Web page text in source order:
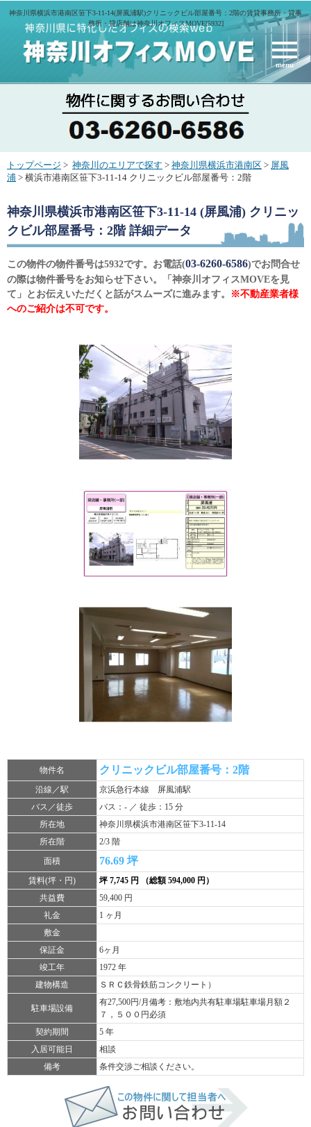
神奈川県横浜市港南区笹下3-11-14(屏風浦駅)クリニックビル部屋番号：2階の賃貸事務所・貸事
務所・貸店舗は神奈川オフィスMOVE[5932]
menu
トップページ > 神奈川のエリアで探す > 神奈川県横浜市港南区 > 屏風
浦 > 横浜市港南区笹下3-11-14 クリニックビル部屋番号：2階
神奈川県横浜市港南区笹下3-11-14 (屏風浦) クリニッ
クビル部屋番号：2階詳細データ
この物件の物件番号は5932です。お電話(03-6260-6586)でお問合せ
の際は物件番号をお知らせ下さい。「神奈川オフィスMOVEを見
て」とお伝えいただくと話がスムーズに進みます。
※不動産業者様
へのご紹介は不可です。
物件名 クリニックビル部屋番号：2階
沿線／駅
京浜急行本線 屏風浦駅
バス／徒歩
バス：- ／ 徒歩：15 分
所在地
神奈川県横浜市港南区笹下3-11-14
所在階
2/3 階
面積
76.69 坪
賃料(坪・円)
坪 7,745 円 （総額 594,000 円）
共益費
59,400 円
礼金
1 ヶ月
敷金
保証金
6ヶ月
竣工年
1972 年
建物構造
ＳＲＣ鉄骨鉄筋コンクリート）
駐車場設備
有27,500円/月備考：敷地内共有駐車場駐車場月額２
７，５００円必須
契約期間
5 年
入居可能日
相談
備考
条件交渉ご相談ください。